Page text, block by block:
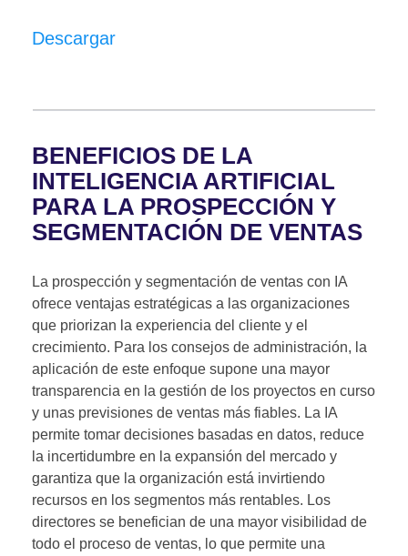
Descargar
BENEFICIOS DE LA
INTELIGENCIA ARTIFICIAL
PARA LA PROSPECCIÓN Y
SEGMENTACIÓN DE VENTAS
La prospección y segmentación de ventas con IA
ofrece ventajas estratégicas a las organizaciones
que priorizan la experiencia del cliente y el
crecimiento. Para los consejos de administración, la
aplicación de este enfoque supone una mayor
transparencia en la gestión de los proyectos en curso
y unas previsiones de ventas más fiables. La IA
permite tomar decisiones basadas en datos, reduce
la incertidumbre en la expansión del mercado y
garantiza que la organización está invirtiendo
recursos en los segmentos más rentables. Los
directores se benefician de una mayor visibilidad de
todo el proceso de ventas, lo que permite una